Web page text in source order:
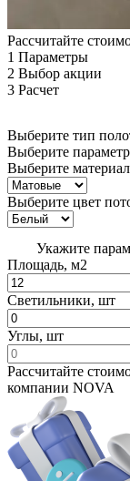
Рассчитайте
1 Параметры
2 Выбор акции
3 Расчет
Выберите тип
Выберите
Выберите материал
Выберите цвет
Укажите
Площадь, м2
Светильники, шт
Углы, шт
Рассчитайте
компании NOVA